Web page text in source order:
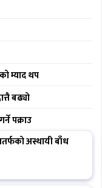
म्याद थप
बढ्यो
पक्राउ
अस्थायी बाँध